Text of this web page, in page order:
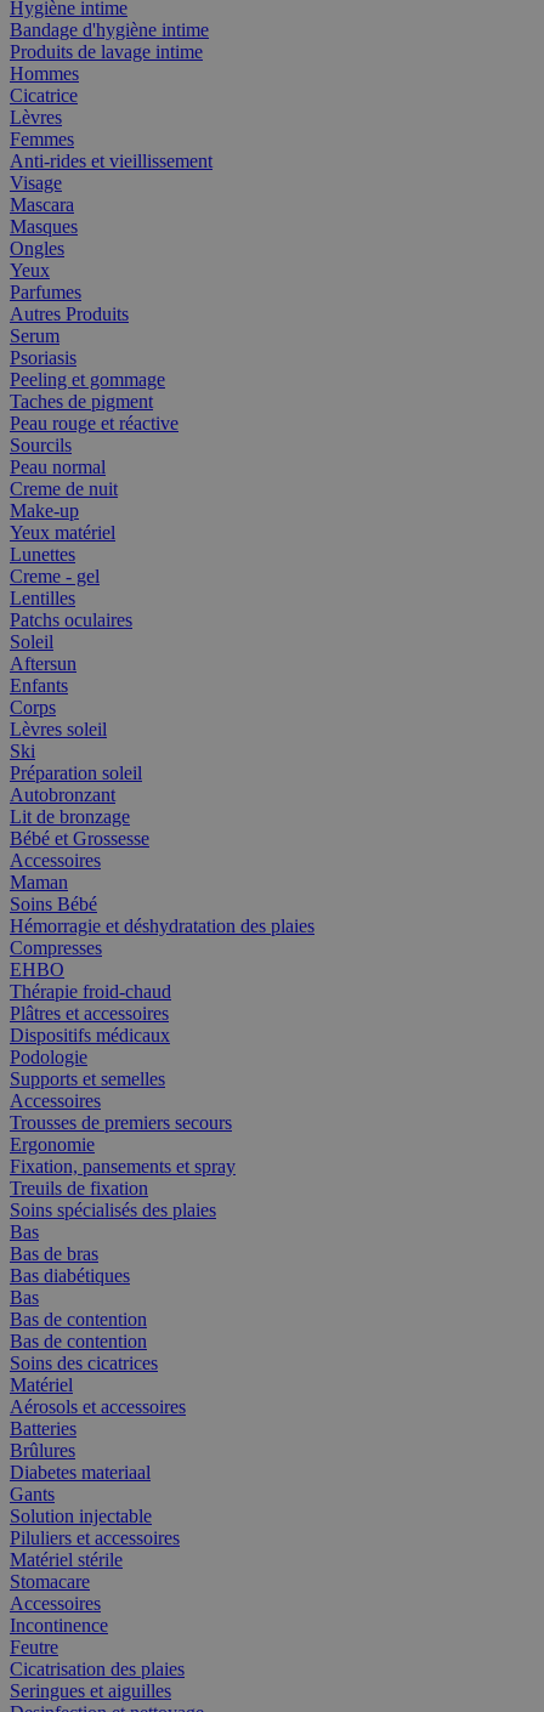
Hygiène intime
Bandage d'hygiène intime
Produits de lavage intime
Hommes
Cicatrice
Lèvres
Femmes
Anti-rides et vieillissement
Visage
Mascara
Masques
Ongles
Yeux
Parfumes
Autres Produits
Serum
Psoriasis
Peeling et gommage
Taches de pigment
Peau rouge et réactive
Sourcils
Peau normal
Creme de nuit
Make-up
Yeux matériel
Lunettes
Creme - gel
Lentilles
Patchs oculaires
Soleil
Aftersun
Enfants
Corps
Lèvres soleil
Ski
Préparation soleil
Autobronzant
Lit de bronzage
Bébé et Grossesse
Accessoires
Maman
Soins Bébé
Hémorragie et déshydratation des plaies
Compresses
EHBO
Thérapie froid-chaud
Plâtres et accessoires
Dispositifs médicaux
Podologie
Supports et semelles
Accessoires
Trousses de premiers secours
Ergonomie
Fixation, pansements et spray
Treuils de fixation
Soins spécialisés des plaies
Bas
Bas de bras
Bas diabétiques
Bas
Bas de contention
Bas de contention
Soins des cicatrices
Matériel
Aérosols et accessoires
Batteries
Brûlures
Diabetes materiaal
Gants
Solution injectable
Piluliers et accessoires
Matériel stérile
Stomacare
Accessoires
Incontinence
Feutre
Cicatrisation des plaies
Seringues et aiguilles